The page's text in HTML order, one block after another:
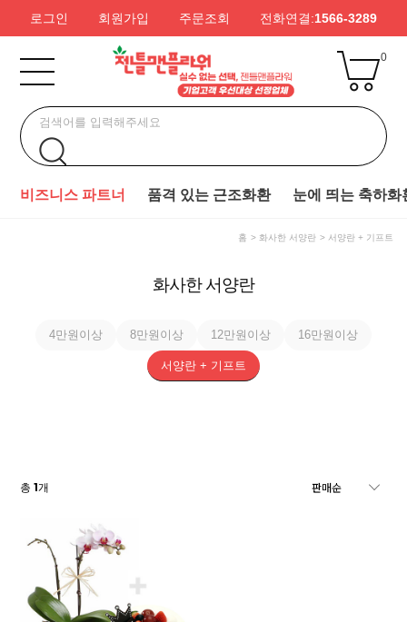
로그인 회원가입 주문조회 전화연결:1566-3289
0
비즈니스 파트너 품격 있는 근조화환 눈에 띄는 축하화
홈 화사한 서양란 서양란 + 기프트
화사한 서양란
4만원이상 8만원이상 12만원이상 16만원이상
서양란 + 기프트
총1개